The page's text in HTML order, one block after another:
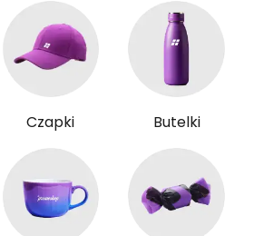
Czapki Butelki